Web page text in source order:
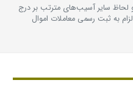
لحاظ سایر آسیب‌های مترتب بر درج
موضوع ماده ۳ قانون الزام به ثبت رسمی معاملات اموال